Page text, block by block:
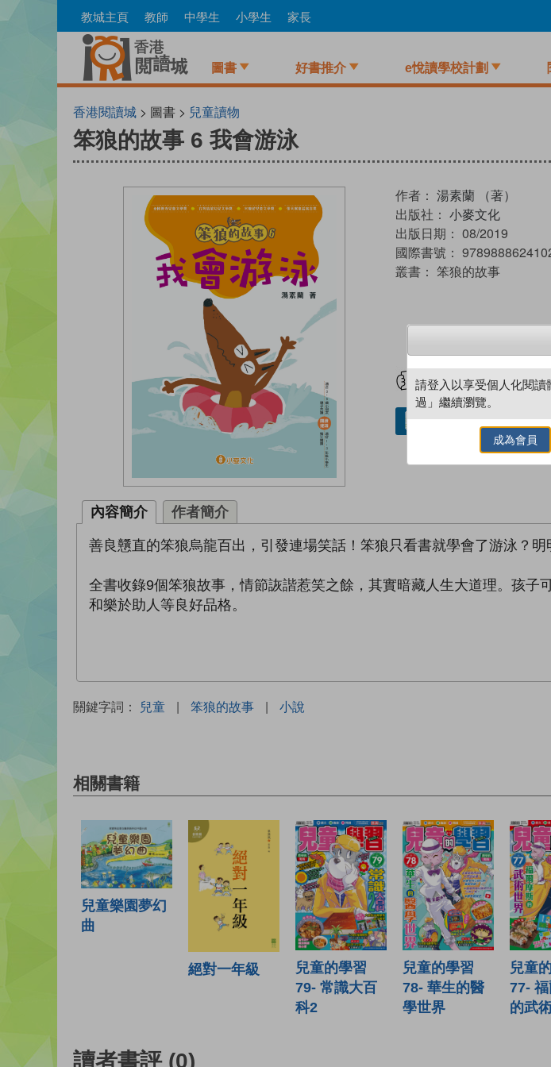
to
教城主頁 教師 中學生 小學生 家長
圖書 好書推介 e悅讀學校計劃
香港閱讀城 > 圖書 > 兒童讀物
笨狼的故事 6 我會游泳
作者： 湯素蘭 （著）
出版社： 小麥文化
出版日期： 08/2019
國際書號：
叢書： 笨狼的故事
試閲
借閱實體書
內容簡介 作者簡介
善良戇直的笨狼烏龍百出，引發連場笑話！笨狼只看書就學會了游泳？
全書收錄9個笨狼故事，情節詼諧惹笑之餘，其實暗藏人生大道理。孩
和樂於助人等良好品格。
關鍵字詞： 兒童 | 笨狼的故事 | 小說
相關書籍
兒童樂園夢幻
曲
絕對一年級
兒童的學習
79- 常識大百
科2
兒童的學習
78- 華生的醫
學世界
兒童
77-
的武
讀者書評 (0)
請登入以享受個人化閱讀
過」繼續瀏覽。
成為會員